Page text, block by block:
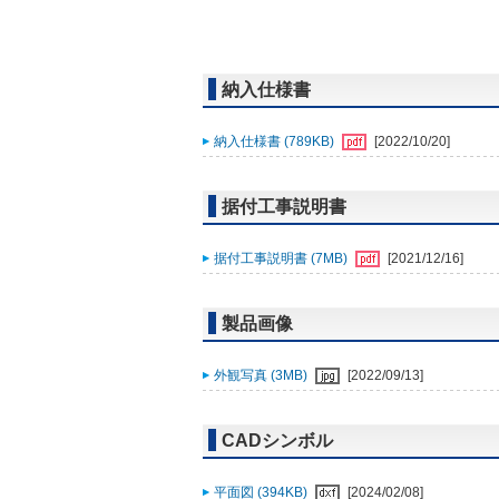
納入仕様書
納入仕様書 (789KB) [2022/10/20]
据付工事説明書
据付工事説明書 (7MB) [2021/12/16]
製品画像
外観写真 (3MB) [2022/09/13]
CADシンボル
平面図 (394KB)
[2024/02/08]